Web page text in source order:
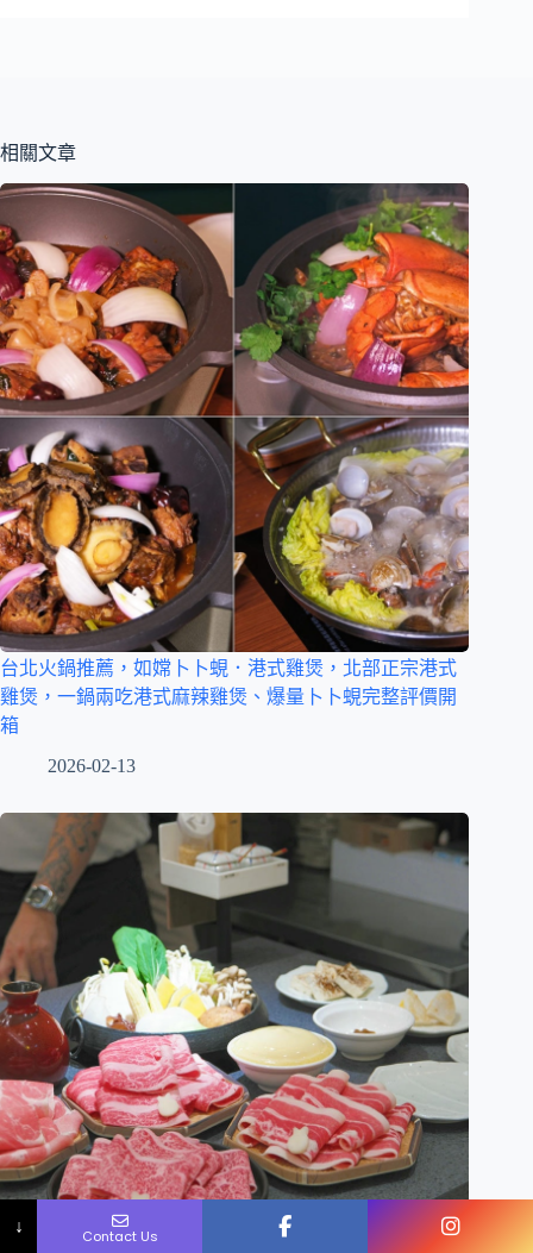
相關文章
台北火鍋推薦，如嫦卜卜蜆．港式雞煲，北部正宗港式
雞煲，一鍋兩吃港式麻辣雞煲、爆量卜卜蜆完整評價開
箱
2026-02-13
↓ Contact Us